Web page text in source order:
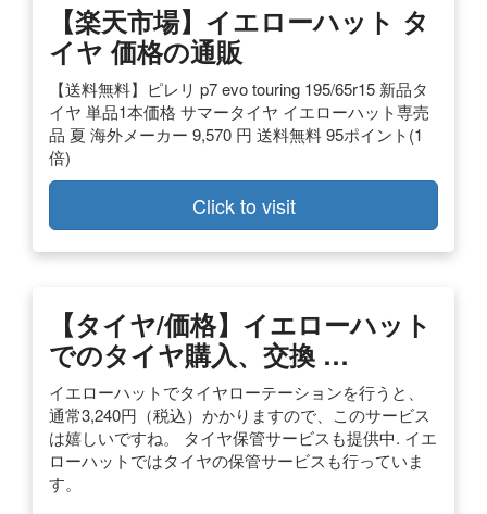
【楽天市場】イエローハット タ
イヤ 価格の通販
【送料無料】ピレリ p7 evo touring 195/65r15 新品タ
イヤ 単品1本価格 サマータイヤ イエローハット専売
品 夏 海外メーカー 9,570 円 送料無料 95ポイント(1
倍)
Click to visit
【タイヤ/価格】イエローハット
でのタイヤ購入、交換 …
イエローハットでタイヤローテーションを行うと、
通常3,240円（税込）かかりますので、このサービス
は嬉しいですね。 タイヤ保管サービスも提供中. イエ
ローハットではタイヤの保管サービスも行っていま
す。